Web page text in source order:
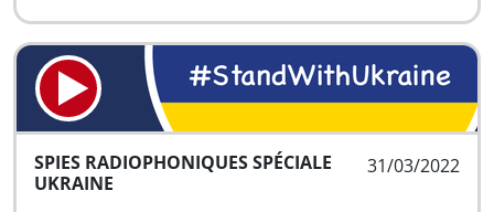
31/03/2022
SPIES RADIOPHONIQUES SPÉCIALE
UKRAINE